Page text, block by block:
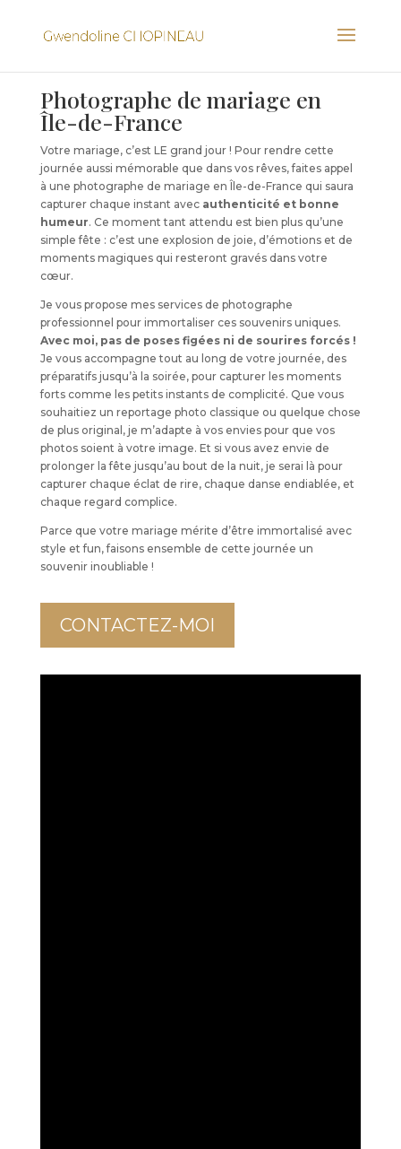
Photographe de mariage en
Île-de-France
Votre mariage, c’est LE grand jour ! Pour rendre cette
journée aussi mémorable que dans vos rêves, faites appel
à une photographe de mariage en Île-de-France qui saura
capturer chaque instant avec authenticité et bonne
humeur. Ce moment tant attendu est bien plus qu’une
simple fête : c’est une explosion de joie, d’émotions et de
moments magiques qui resteront gravés dans votre
cœur.
Je vous propose mes services de photographe
professionnel pour immortaliser ces souvenirs uniques.
Avec moi, pas de poses figées ni de sourires forcés !
Je vous accompagne tout au long de votre journée, des
préparatifs jusqu’à la soirée, pour capturer les moments
forts comme les petits instants de complicité. Que vous
souhaitiez un reportage photo classique ou quelque chose
de plus original, je m’adapte à vos envies pour que vos
photos soient à votre image. Et si vous avez envie de
prolonger la fête jusqu’au bout de la nuit, je serai là pour
capturer chaque éclat de rire, chaque danse endiablée, et
chaque regard complice.
Parce que votre mariage mérite d’être immortalisé avec
style et fun, faisons ensemble de cette journée un
souvenir inoubliable !
CONTACTEZ-MOI